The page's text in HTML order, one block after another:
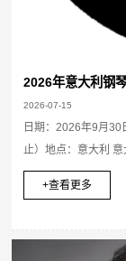
2026年意大利钢
2026-07-15
日期：2026年9月
止）地点：意大利
+查看更多